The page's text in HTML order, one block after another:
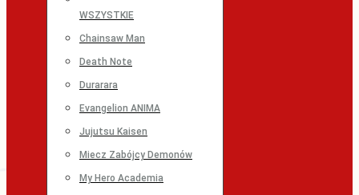
WSZYSTKIE
Chainsaw Man
Death Note
Durarara
Evangelion ANIMA
Jujutsu Kaisen
Miecz Zabójcy Demonów
My Hero Academia